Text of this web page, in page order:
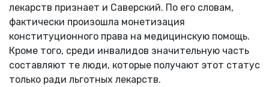
лекарств признает и Саверский. По его словам,
фактически произошла монетизация
конституционного права на медицинскую помощь.
Кроме того, среди инвалидов значительную часть
составляют те люди, которые получают этот статус
только ради льготных лекарств.